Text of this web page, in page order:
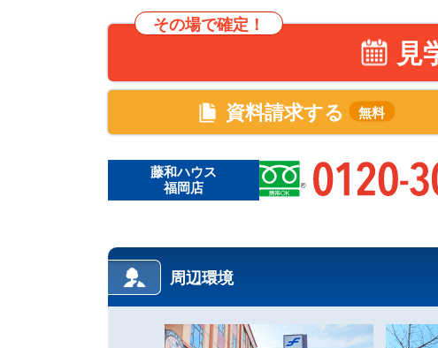
その場で確定！
見
資料請求する 無料
藤和ハウス
福岡店
周辺環境